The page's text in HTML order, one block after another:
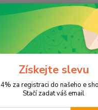
Získejte slevu
4% za registraci do našeho e
Stačí zadat váš email